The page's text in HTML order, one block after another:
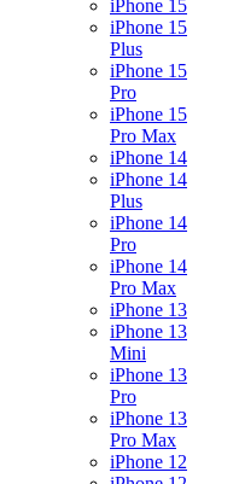
iPhone 15
iPhone 15
Plus
iPhone 15
Pro
iPhone 15
Pro Max
iPhone 14
iPhone 14
Plus
iPhone 14
Pro
iPhone 14
Pro Max
iPhone 13
iPhone 13
Mini
iPhone 13
Pro
iPhone 13
Pro Max
iPhone 12